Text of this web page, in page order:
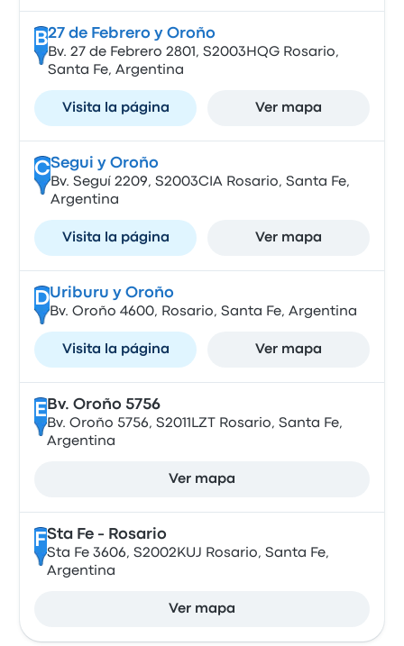
B27 de Febrero y Oroño
Bv. 27 de Febrero 2801, S2003HQG Rosario,
Santa Fe, Argentina
Visita la página Ver mapa
CSegui y Oroño
Bv. Seguí 2209, S2003CIA Rosario, Santa Fe,
Argentina
Visita la página Ver mapa
DUriburu y Oroño
Bv. Oroño 4600, Rosario, Santa Fe, Argentina
Visita la página Ver mapa
E Bv. Oroño 5756
Bv. Oroño 5756, S2011LZT Rosario, Santa Fe,
Argentina
Ver mapa
FSta Fe - Rosario
Sta Fe 3606, S2002KUJ Rosario, Santa Fe,
Argentina
Ver mapa